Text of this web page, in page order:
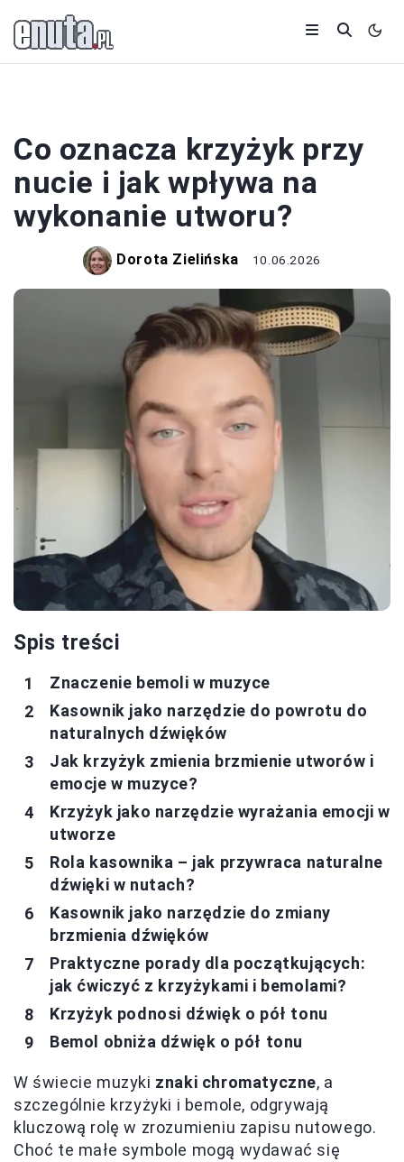
Co oznacza krzyżyk przy
nucie i jak wpływa na
wykonanie utworu?
Dorota Zielińska 10.06.2026
Spis treści
Znaczenie bemoli w muzyce
Kasownik jako narzędzie do powrotu do
naturalnych dźwięków
Jak krzyżyk zmienia brzmienie utworów i
emocje w muzyce?
Krzyżyk jako narzędzie wyrażania emocji w
utworze
Rola kasownika – jak przywraca naturalne
dźwięki w nutach?
Kasownik jako narzędzie do zmiany
brzmienia dźwięków
Praktyczne porady dla początkujących:
jak ćwiczyć z krzyżykami i bemolami?
Krzyżyk podnosi dźwięk o pół tonu
Bemol obniża dźwięk o pół tonu
W świecie muzyki znaki chromatyczne, a
szczególnie krzyżyki i bemole, odgrywają
kluczową rolę w zrozumieniu zapisu nutowego.
Choć te małe symbole mogą wydawać się